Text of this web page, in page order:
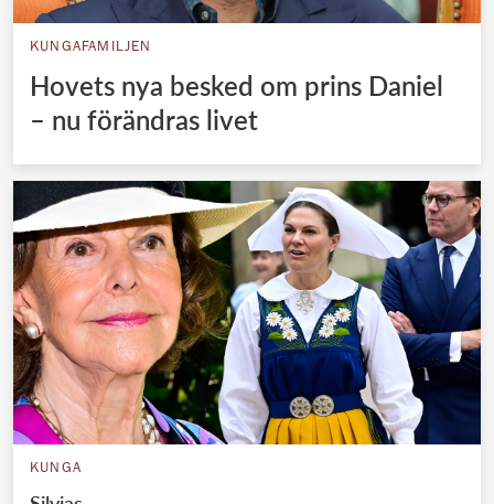
KUNGAFAMILJEN
Hovets nya besked om prins Daniel
– nu förändras livet
KUNGAFAMILJEN